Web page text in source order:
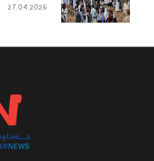
27.04.2026